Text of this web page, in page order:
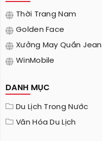
Thời Trang Nam
Golden Face
Xưởng May Quần Jean
WinMobile
DANH MỤC
Du Lịch Trong Nước
Văn Hóa Du Lịch